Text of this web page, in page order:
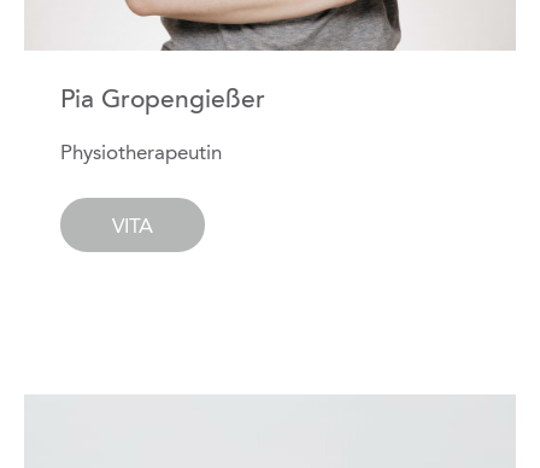
Pia Gropengießer
Physiotherapeutin
VITA